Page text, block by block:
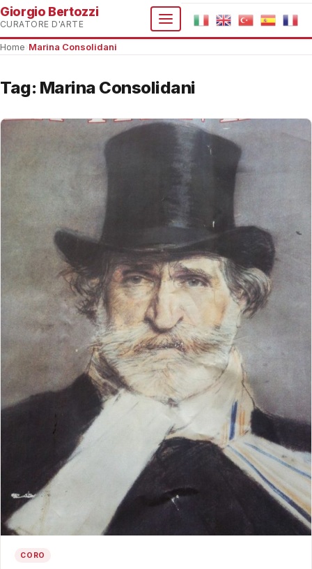
Giorgio Bertozzi
CURATORE D'ARTE
Home Marina Consolidani
Tag: Marina Consolidani
CORO